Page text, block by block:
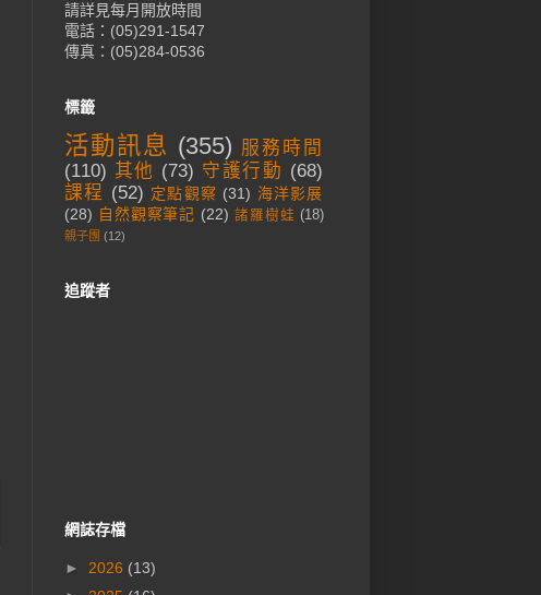
請詳見每月開放時間
電話：(05)291-1547
傳真：(05)284-0536
標籤
活動訊息 (355) 服務時間
(110) 其他 (73) 守護行動 (68)
課程 (52) 定點觀察 (31) 海洋影展
(28) 自然觀察筆記 (22) 諸羅樹蛙 (18)
親子團 (12)
追蹤者
網誌存檔
► 2026 (13)